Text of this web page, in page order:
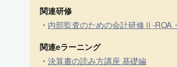
関連研修
・ 内部監査のための会計研修Ⅱ-ROA
関連eラーニング
・ 決算書の読み方講座 基礎編